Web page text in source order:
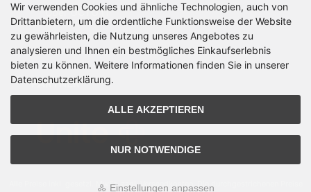
Über OCTO IT
Sitemap
PARTNER
Alle Preise inkl. gesetzl. MwSt. zzgl.Versandkosten
Wir verwenden Cookies und ähnliche Technologien, auch von
Drittanbietern, um die ordentliche Funktionsweise der Website
zu gewährleisten, die Nutzung unseres Angebotes zu
analysieren und Ihnen ein bestmögliches Einkaufserlebnis
bieten zu können. Weitere Informationen finden Sie in unserer
Datenschutzerklärung.
ALLE AKZEPTIEREN
NUR NOTWENDIGE
Einstellungen anpassen